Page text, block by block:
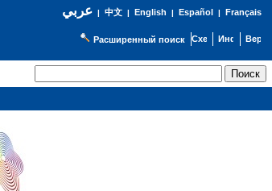
عربي| 中文| English | Español | Français
Расширенный поиск